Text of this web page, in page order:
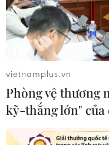
vietnamplus.vn
Phòng vệ thương
kỹ-thắng lớn" của